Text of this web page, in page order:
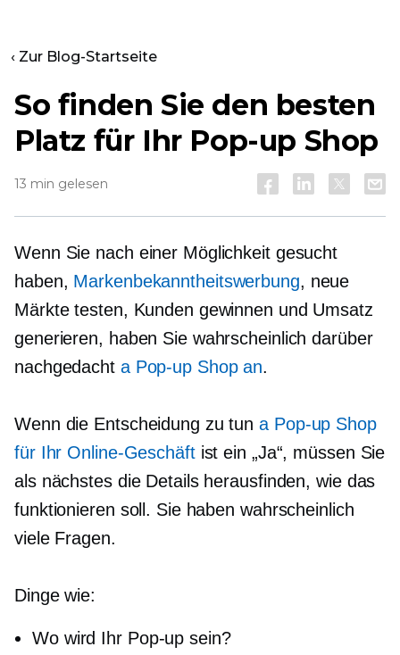
‹ Zur Blog-Startseite
So finden Sie den besten
Platz für Ihr Pop-up Shop
13 min gelesen
Wenn Sie nach einer Möglichkeit gesucht
haben, Markenbekanntheitswerbung, neue
Märkte testen, Kunden gewinnen und Umsatz
generieren, haben Sie wahrscheinlich darüber
nachgedacht a Pop-up Shop an.
Wenn die Entscheidung zu tuna Pop-up Shop
für Ihr Online-Geschäftist ein „Ja“, müssen Sie
als nächstes die Details herausfinden, wie das
funktionieren soll. Sie haben wahrscheinlich
viele Fragen.
Dinge wie:
Wo wird Ihr Pop-up sein?